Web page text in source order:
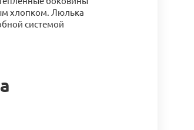
хлопком. Люлька
системой